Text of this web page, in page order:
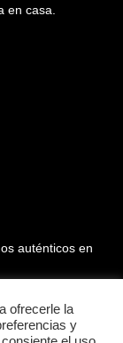
en casa.
auténticos en
ofrecerle la
y